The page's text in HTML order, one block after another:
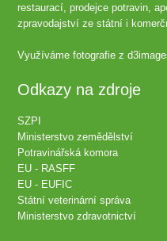
restaurací, prodejce potravin,
zpravodajství ze státní i
Využíváme fotografie z
Odkazy na zdroje
SZPI
Ministerstvo zemědělství
Potravinářská komora
EU - RASFF
EU - EUFIC
Státní veterinární správa
Ministerstvo zdravotnictví